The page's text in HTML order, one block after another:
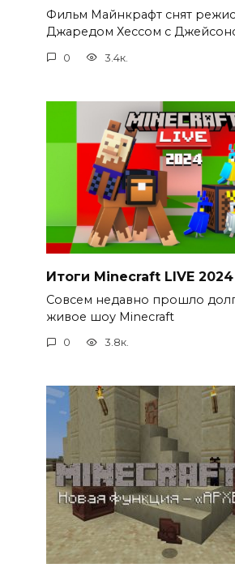
Фильм Майнкрафт снят
Джаредом Хессом с
0 3.4к.
Итоги Minecraft LIVE 2024
Совсем недавно прошло
живое шоу Minecraft
0 3.8к.